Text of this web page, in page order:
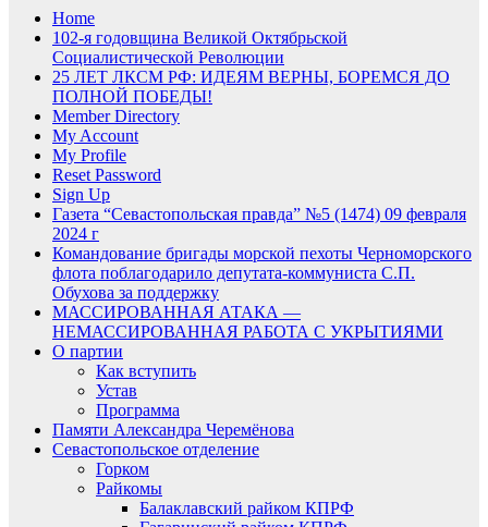
Home
102-я годовщина Великой Октябрьской
Социалистической Революции
25 ЛЕТ ЛКСМ РФ: ИДЕЯМ ВЕРНЫ, БОРЕМСЯ ДО
ПОЛНОЙ ПОБЕДЫ!
Member Directory
My Account
My Profile
Reset Password
Sign Up
Газета “Севастопольская правда” №5 (1474) 09 февраля
2024 г
Командование бригады морской пехоты Черноморского
флота поблагодарило депутата-коммуниста С.П.
Обухова за поддержку
МАССИРОВАННАЯ АТАКА —
НЕМАССИРОВАННАЯ РАБОТА С УКРЫТИЯМИ
О партии
Как вступить
Устав
Программа
Памяти Александра Черемёнова
Севастопольское отделение
Горком
Райкомы
Балаклавский райком КПРФ